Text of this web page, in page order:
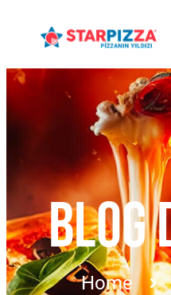
BLOG
Home